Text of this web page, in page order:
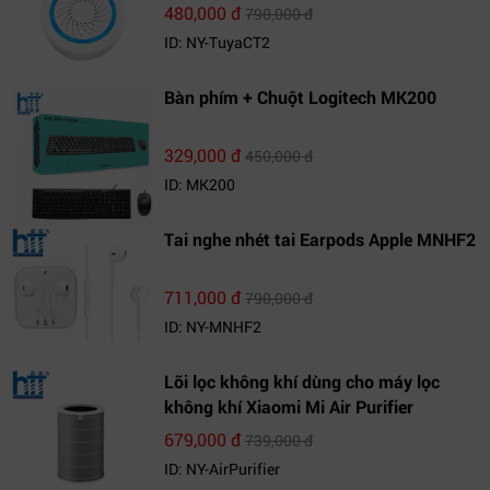
480,000 đ790,000 đ
ID: NY-TuyaCT2
Bàn phím + Chuột Logitech MK200
329,000 đ450,000 đ
ID: MK200
Tai nghe nhét tai Earpods Apple MNHF2
711,000 đ790,000 đ
ID: NY-MNHF2
Lõi lọc không khí dùng cho máy lọc
không khí Xiaomi Mi Air Purifier
679,000 đ739,000 đ
ID: NY-AirPurifier